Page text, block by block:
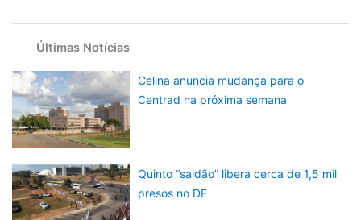
Últimas Notícias
Celina anuncia mudança para o
Centrad na próxima semana
Quinto “saidão” libera cerca de 1,5 mil
presos no DF